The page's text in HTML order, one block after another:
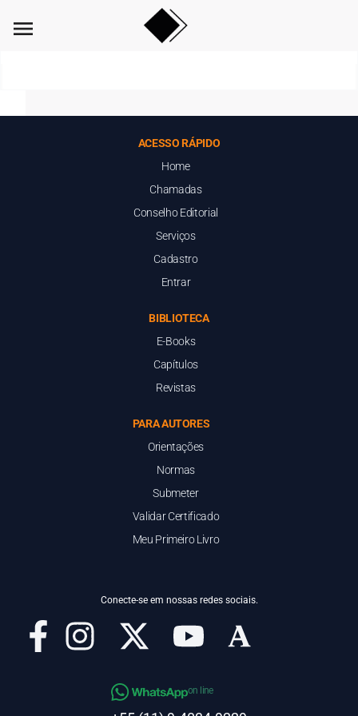
menu
ACESSO RÁPIDO
Home
Chamadas
Conselho Editorial
Serviços
Cadastro
Entrar
BIBLIOTECA
E-Books
Capítulos
Revistas
PARA AUTORES
Orientações
Normas
Submeter
Validar Certificado
Meu Primeiro Livro
Conecte-se em nossas redes sociais.
on line